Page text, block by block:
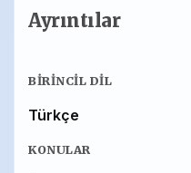
Ayrıntılar
BIRINCIL DIL
Türkçe
KONULAR